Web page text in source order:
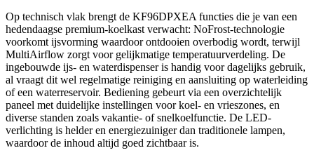
Op technisch vlak brengt de KF96DPXEA functies die je van een
hedendaagse premium-koelkast verwacht: NoFrost-technologie
voorkomt ijsvorming waardoor ontdooien overbodig wordt, terwijl
MultiAirflow zorgt voor gelijkmatige temperatuurverdeling. De
ingebouwde ijs- en waterdispenser is handig voor dagelijks gebruik,
al vraagt dit wel regelmatige reiniging en aansluiting op waterleiding
of een waterreservoir. Bediening gebeurt via een overzichtelijk
paneel met duidelijke instellingen voor koel- en vrieszones, en
diverse standen zoals vakantie- of snelkoelfunctie. De LED-
verlichting is helder en energiezuiniger dan traditionele lampen,
waardoor de inhoud altijd goed zichtbaar is.